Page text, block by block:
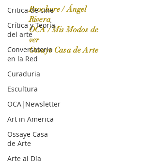
Critica de cine
Crítica y Teoría
del arte
Conversatorio
en la Red
Curaduria
Escultura
OCA|Newsletter
Art in America
Ossaye Casa
de Arte
Arte al Día
OCA|News 31 / Marzo-Abril / 2024
Brochure / Ángel
Rivera
OCA / Mis Modos de
ver
Ossaye Casa de Arte